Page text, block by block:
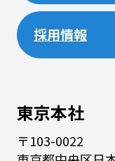
東京本社
〒103-0022
採用情報